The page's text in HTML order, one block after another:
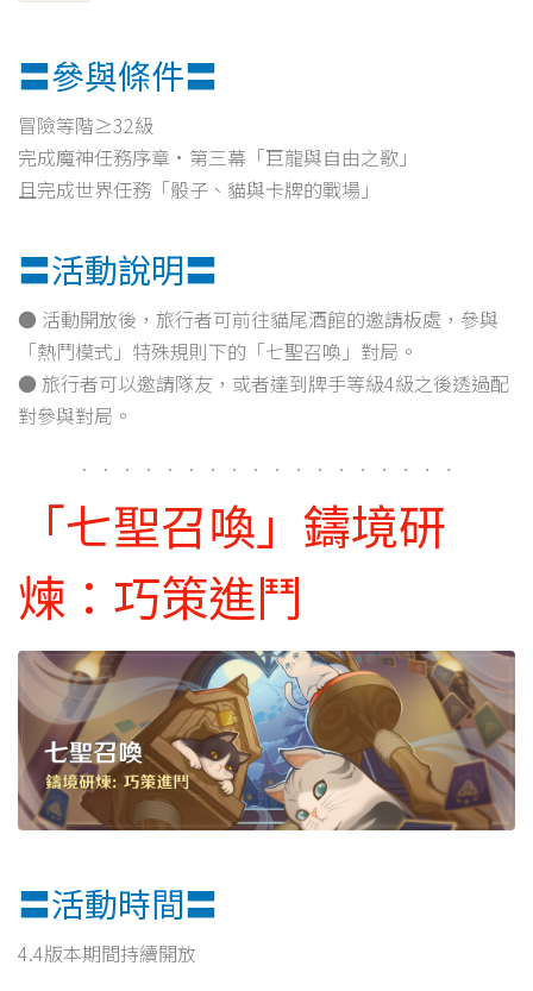
〓參與條件〓
冒險等階≥32級
完成魔神任務序章·第三幕「巨龍與自由之歌」
且完成世界任務「骰子、貓與卡牌的戰場」
〓活動說明〓
● 活動開放後，旅行者可前往貓尾酒館的邀請板處，參與
「熱鬥模式」特殊規則下的「七聖召喚」對局。
● 旅行者可以邀請隊友，或者達到牌手等級4級之後透過配
對參與對局。
「七聖召喚」鑄境研
煉：巧策進鬥
〓活動時間〓
4.4版本期間持續開放